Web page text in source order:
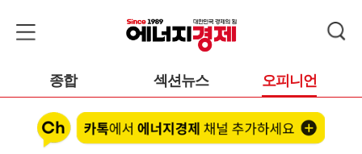
종합 섹션뉴스 오피니언